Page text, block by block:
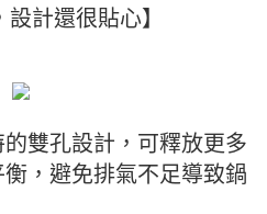
設計還很貼心】
雙孔設計，可釋放更多
，避免排氣不足導致鍋